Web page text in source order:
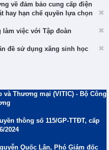
về đảm bảo cung cấp điện
hay hạn chế quyền lựa chọn
làm việc với Tập đoàn
đề sử dụng xăng sinh học
Thương mại (VITIC) - Bộ Công
thông số 115/GP-TTĐT, cấp
2024
Quốc Lân, Phó Giám đốc